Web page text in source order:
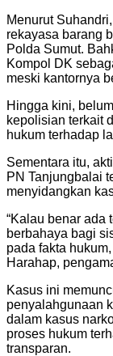
Menurut
rekayasa barang
Polda Sumut.
Kompol DK
meski kantornya
Hingga kini,
kepolisian terkait
hukum terhadap
Sementara itu,
PN Tanjungbalai
menyidangkan
“Kalau benar ada
berbahaya bagi
pada fakta
Harahap,
Kasus ini
penyalahgunaan
dalam kasus
proses hukum
transparan.